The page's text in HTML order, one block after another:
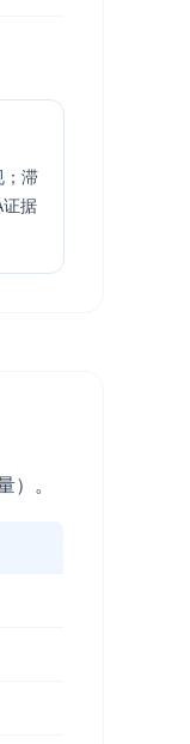
；滞
证据
。